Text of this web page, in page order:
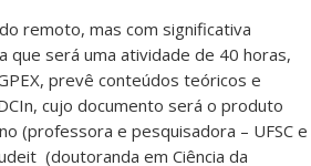
remoto, mas com significativa
que será uma atividade de 40 horas,
prevê conteúdos teóricos e
cujo documento será o produto
(professora e pesquisadora – UFSC e
(doutoranda em Ciência da